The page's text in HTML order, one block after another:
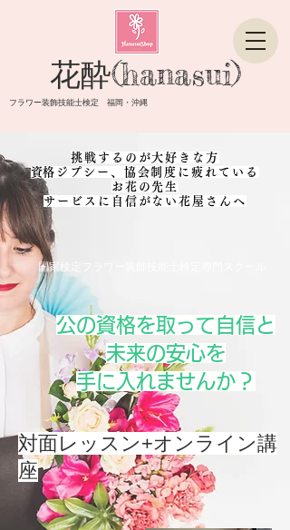
花酔(hanasui)
フラワー装飾技能士検定 福岡・沖縄
挑戦するのが大好きな方
​資格ジプシー、協会制度に疲れている
お花の先生
​サービスに自信がない花屋さんへ
国家検定フラワー装飾技能士検定専門スクール
​公の資格を取って自信と
未来の安心を
手に入れませんか？
対面レッスン+オンライン講
座